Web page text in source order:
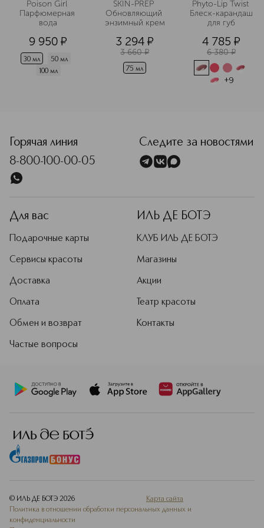
Poison Girl
Парфюмерная
вода
9 950 ¤
30 мл
50 мл
100 мл
SKIN-PREP
Обновляющий
энзимный крем
3 294 ¤
3 660 ¤
75 мл
Phyto-Lip Twist
Блеск-карандаш
для губ
4 785 ¤
6 380 ¤
+9
Горячая линия
8-800-100-00-05
Следите за новостями
Для вас
Подарочные карты
Сервисы красоты
Доставка
Оплата
Обмен и возврат
Частые вопросы
ИЛЬ ДЕ БОТЭ
КЛУБ ИЛЬ ДЕ БОТЭ
Магазины
Акции
Театр красоты
Контакты
© ИЛЬ ДЕ БОТЭ 2026
Карта сайта
Политика в отношении обработки персональных данных и
конфиденциальности